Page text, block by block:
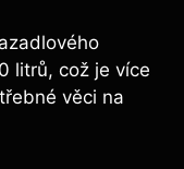
litrů, což je více
věci na